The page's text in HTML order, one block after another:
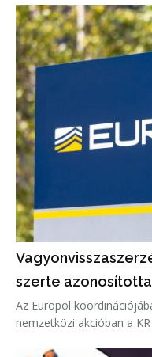
szerte
Az Europol
nemzetközi akcióban a